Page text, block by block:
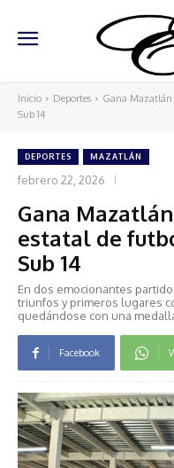
Inicio Deportes
Gana Mazatlán
Sub 14
DEPORTES MAZATLÁN
febrero 22, 2026
Gana
estatal de
Sub 14
En dos emocionantes
triunfos y primeros lugares
quedándose con una
Facebook